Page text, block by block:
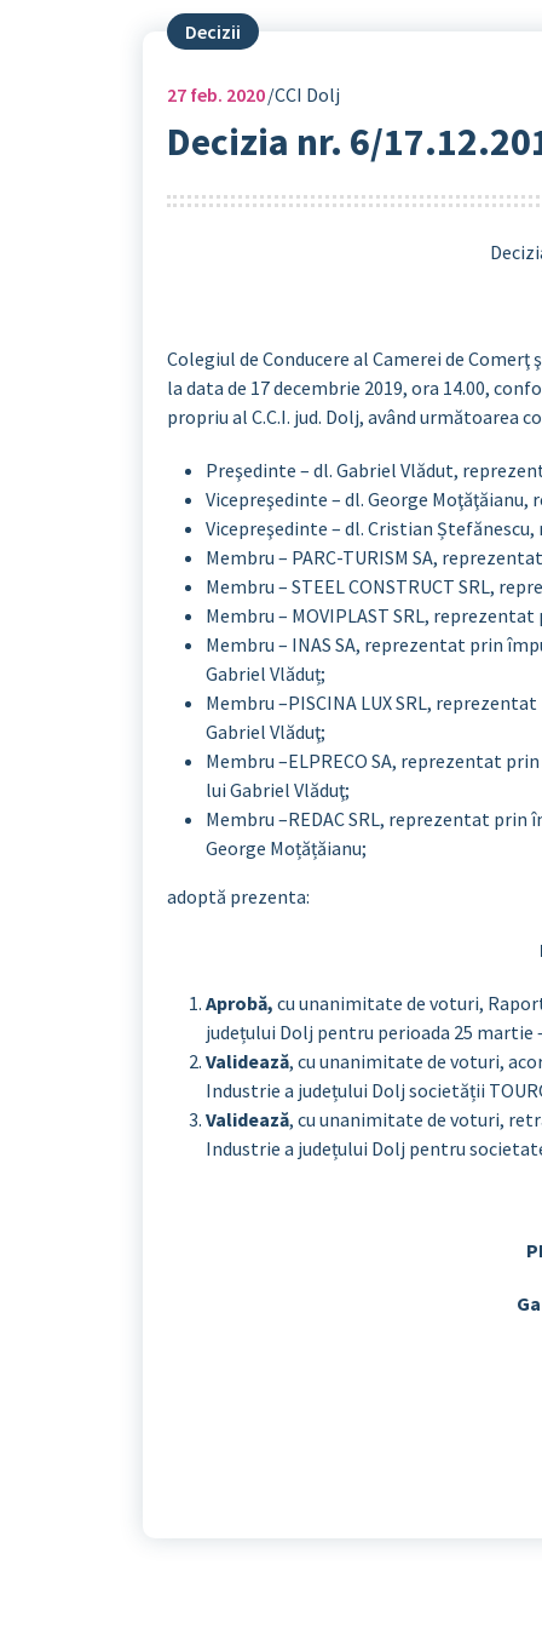
Decizii
27 feb. 2020 CCI Dolj
Decizia nr. 6/
Colegiul de Conducere al Camerei de
la data de 17 decembrie 2019, ora 14.00,
propriu al C.C.I. jud. Dolj, având următoarea
Preşedinte – dl. Gabriel Vlădut,
Vicepreşedinte – dl. George Moţăţăianu,
Vicepreşedinte – dl. Cristian Ștefănescu,
Membru – PARC-TURISM SA,
Membru – STEEL CONSTRUCT SRL,
Membru – MOVIPLAST SRL,
Membru – INAS SA, reprezentat prin
Gabriel Vlăduț;
Membru –PISCINA LUX SRL,
Gabriel Vlăduţ;
Membru –ELPRECO SA, reprezentat
lui Gabriel Vlăduţ;
Membru –REDAC SRL, reprezentat
George Moțățăianu;
adoptă prezenta:
Aprobă, cu unanimitate de voturi,
județului Dolj pentru perioada 25 martie
Validează, cu unanimitate de voturi,
Industrie a județului Dolj societății
Validează, cu unanimitate de voturi,
Industrie a județului Dolj pentru